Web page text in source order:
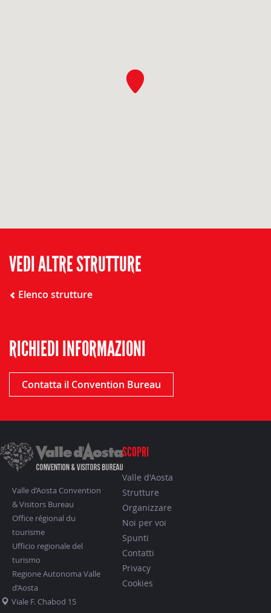
VEDI ALTRE STRUTTURE
Elenco strutture
RICHIEDI INFORMAZIONI
Contatta il Convention Bureau
Valle d’Aosta Convention
& Visitors Bureau
Office régional du
tourisme
Ufficio regionale del
turismo
Regione Autonoma Valle
d’Aosta
Viale F. Chabod 15
SCOPRI
Valle d'Aosta
Strutture
Organizzare
Noi per voi
Spunti
Contatti
Privacy
Cookies